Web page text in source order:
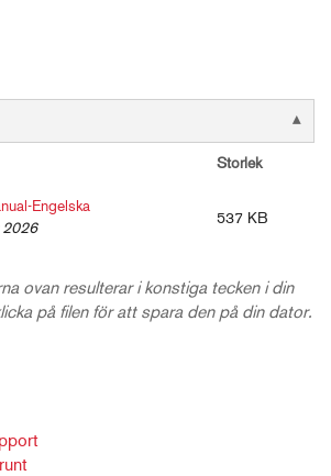
Storlek
Engelska
2026
537 KB
ovan resulterar i konstiga tecken i din
på filen för att spara den på din dator.